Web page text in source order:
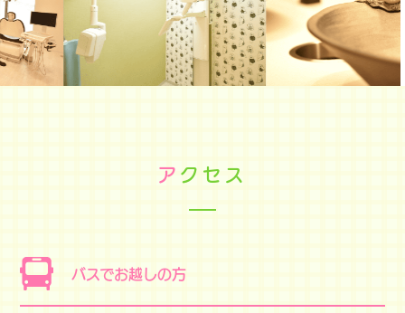
ア クセス
バスでお越しの方